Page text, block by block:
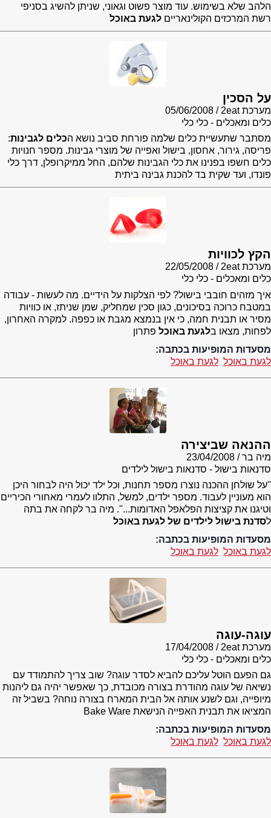
הלהב שלא בשימוש. עוד מוצר פשוט וגאוני, שניתן להשיג בסניפי
רשת המרכזים הקולינאריים לגעת באוכל
על הסכין
מערכת 2eat
05/06/2008
כלים ומאכלים - כלי כלי
מסתבר שתעשיית כלים שלמה פורחת סביב נושא הכלים לגבינות:
פריסה, גירור, אחסון, בישול ואפייה של מוצרי גבינות. מספר חנויות
כלים חשפו בפנינו את כלי הגבינות שלהם, החל ממיקרופלן, דרך כלי
פונדו, ועד שקית בד להכנת גבינה ביתית
הקץ לכוויות
מערכת 2eat
22/05/2008
כלים ומאכלים - כלי כלי
איך מזהים חובבי בישול? לפי הצלקות על הידיים. מה לעשות - עבודה
במטבח כרוכה בסיכונים, כגון סכין שמחליק, שמן שניתז, או כוויות
מסיר או תבנית חמה, כי אין בנמצא מגבת או כפפה. למקרה האחרון,
לפחות, מצאו בלגעת באוכל פתרון
מסעדות המופיעות בכתבה:
לגעת באוכל לגעת באוכל
ההנאה שביצירה
מיה בר
23/04/2008
סדנאות בישול - סדנאות בישול לילדים
''על שולחן ההכנה נוצרו מספר תחנות, וכל ילד יכול היה לבחור היכן
הוא מעוניין לעבוד. מספר ילדים, למשל, התלוו לעמרי מאחורי הכיריים
וטיגנו את קציצות הפלאפל האדומות...''. מיה בר לקחה את בתה
לסדנת בישול לילדים של לגעת באוכל
מסעדות המופיעות בכתבה:
לגעת באוכל לגעת באוכל
עוגה-עוגה
מערכת 2eat
17/04/2008
כלים ומאכלים - כלי כלי
גם הפעם הוטל עליכם להביא לסדר עוגה? שוב צריך להתמודד עם
נשיאה של עוגה מהודרת בצורה מכובדת, כך שאפשר יהיה גם ליהנות
מיופייה, וגם לשנע אותה אל הבית המארח בצורה נוחה? בשביל זה
המציאו את תבנית האפייה הנישאת Bake Ware
מסעדות המופיעות בכתבה:
לגעת באוכל לגעת באוכל